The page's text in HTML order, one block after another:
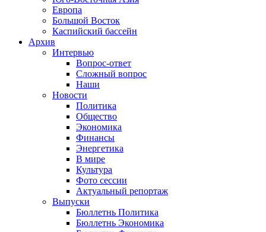
Европа
Большой Восток
Каспийский бассейн
Архив
Интервью
Вопрос-ответ
Сложный вопрос
Наши
Новости
Политика
Общество
Экономика
Финансы
Энергетика
В мире
Культура
Фото сессии
Актуальный репортаж
Выпуски
Бюллетнь Политика
Бюллетнь Экономика